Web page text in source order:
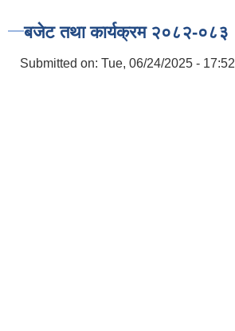
बजेट तथा कार्यक्रम २०८२-०८३
Submitted on: Tue, 06/24/2025 - 17:52